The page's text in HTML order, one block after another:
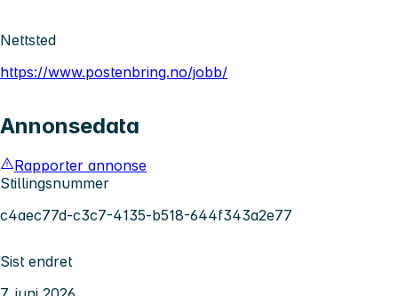
Nettsted
https://www.postenbring.no/jobb/
Annonsedata
Rapporter annonse
Stillingsnummer
c4aec77d-c3c7-4135-b518-644f343a2e77
Sist endret